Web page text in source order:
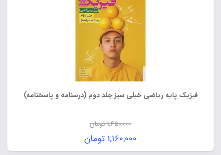
فیزیک پایه ریاضی خیلی سبز جلد دوم (درسنامه و پاسخنامه)
۱,۴۵۰,۰۰۰تومان
قیمت
اصلی:
۱,۱۶۰,۰۰۰ تومان
قیمت